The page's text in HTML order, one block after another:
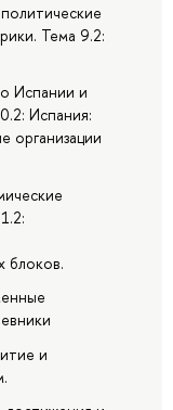
Тема 9.2:
Испании и
Испания:
организации
блоков.
и